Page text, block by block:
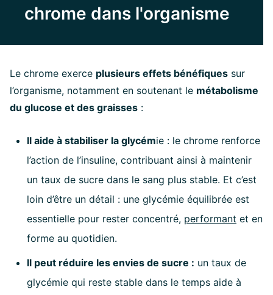
chrome dans l'organisme
Le chrome exerce plusieurs effets bénéfiques sur
l’organisme, notamment en soutenant le métabolisme
du glucose et des graisses :
Il aide à stabiliser la glycémie : le chrome renforce
l’action de l’insuline, contribuant ainsi à maintenir
un taux de sucre dans le sang plus stable. Et c’est
loin d’être un détail : une glycémie équilibrée est
essentielle pour rester concentré, performant et en
forme au quotidien.
Il peut réduire les envies de sucre : un taux de
glycémie qui reste stable dans le temps aide à